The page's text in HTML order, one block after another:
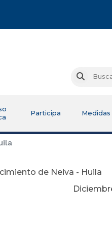
Buscar
Participa Medidas
de Neiva - Huila